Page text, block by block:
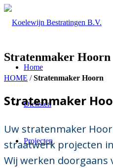
Home
Diensten
Projecten
Stratenmaker Hoorn
HOME /Stratenmaker Hoorn
Stratenmaker
Uw stratenmaker
straatwerk projecten
Wij werken doorgaans